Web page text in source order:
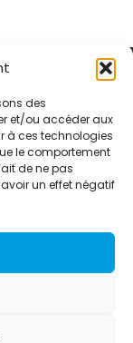
des
et/ou accéder aux
à ces technologies
le comportement
de ne pas
un effet négatif
presse et de
elle conçoit et
à l’international